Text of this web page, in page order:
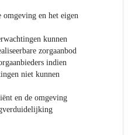
en het eigen
kunnen
zorgaanbod
indien
niet kunnen
en de omgeving